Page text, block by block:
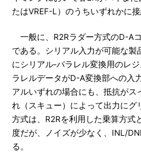
たはVREF-L）のうちいずれかに接
一般に、R2Rラダー方式のD-A
である。シリアル入力が可能な
にシリアル‐パラレル変換用のレ
ラレルデータがD-A変換部への入
アルいずれの場合にも、抵抗が
れ（スキュー）によって出力にグ
方式は、R2Rを利用した乗算方式
度だが、ノイズが少なく、INL/
る。